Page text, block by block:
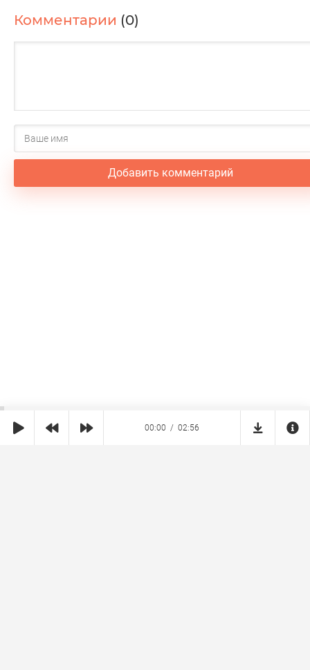
Комментарии (0)
Добавить комментарий
00:00 02:56